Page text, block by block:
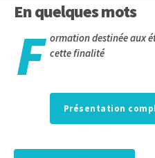
En quelques mots
F ormation destinée aux
cette finalité
Présentation